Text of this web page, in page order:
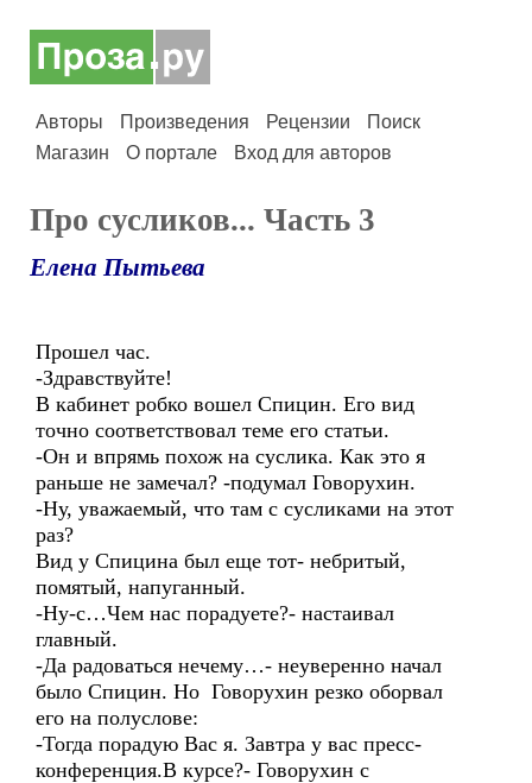
Авторы Произведения Рецензии
Поиск
Магазин
О портале Вход для авторов
Про сусликов... Часть 3
Елена Пытьева
Прошел час.
-Здравствуйте!
В кабинет робко вошел Спицин. Его вид
точно соответствовал теме его статьи.
-Он и впрямь похож на суслика. Как это я
раньше не замечал? -подумал Говорухин.
-Ну, уважаемый, что там с сусликами на этот
раз?
Вид у Спицина был еще тот- небритый,
помятый, напуганный.
-Ну-с…Чем нас порадуете?- настаивал
главный.
-Да радоваться нечему…- неуверенно начал
было Спицин. Но Говорухин резко оборвал
его на полуслове:
-Тогда порадую Вас я. Завтра у вас пресс-
конференция.В курсе?- Говорухин с